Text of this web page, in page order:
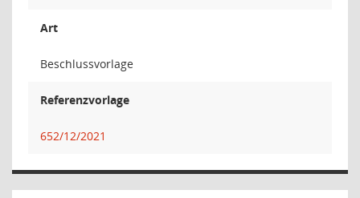
Art
Beschlussvorlage
Referenzvorlage
652/12/2021